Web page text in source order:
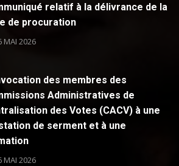
relatif à la délivrance de la
de procuration
MAI 2026
des membres des
Administratives de
des Votes (CACV) à une
de serment et à une
MAI 2026